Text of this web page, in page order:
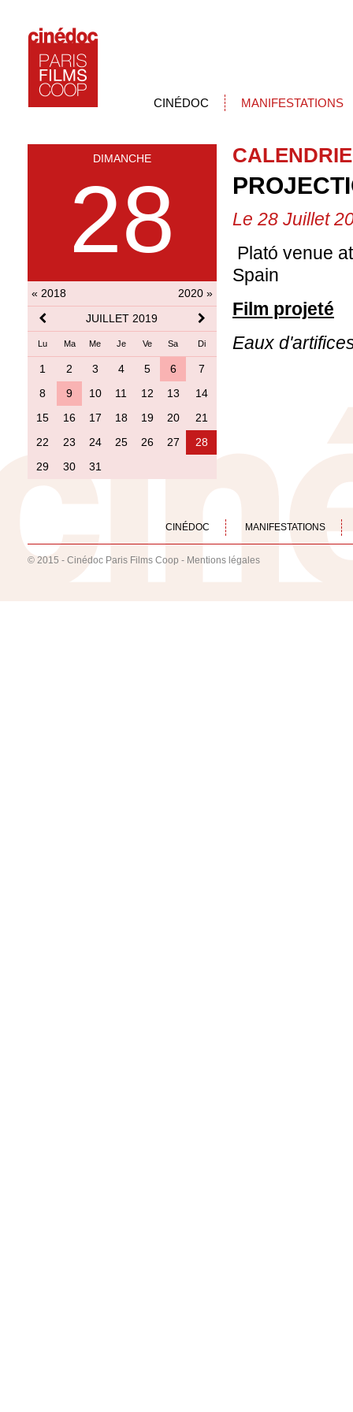
CINÉDOC MANIFESTATIONS
DIMANCHE
28
« 2018
2020 »
JUILLET 2019
Lu Ma Me Je Ve Sa Di
1 2 3 4 5 6
7
8
9 10 11 12 13
14
15
16 17 18 19 20
21
22
23 24 25 26 27
28
29
30 31
Le 28 Juillet
Plató venue
Spain
Film projeté
Eaux
CINÉDOC MANIFESTATIONS
© 2015 - Cinédoc Paris Films Coop - Mentions légales